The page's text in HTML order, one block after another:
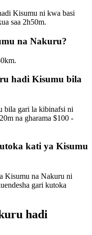
Kisumu ni kwa basi
saa 2h50m.
na Nakuru?
hadi Kisumu bila
bila gari la kibinafsi ni
na gharama $100 -
kati ya Kisumu
Kisumu na Nakuru ni
gari kutoka
hadi